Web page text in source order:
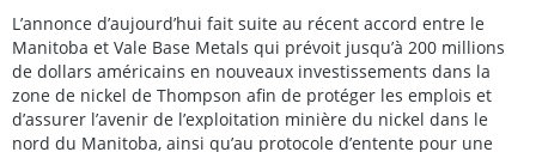
L’annonce d’aujourd’hui fait suite au récent accord entre le
Manitoba et Vale Base Metals qui prévoit jusqu’à 200 millions
de dollars américains en nouveaux investissements dans la
zone de nickel de Thompson afin de protéger les emplois et
d’assurer l’avenir de l’exploitation minière du nickel dans le
nord du Manitoba, ainsi qu’au protocole d’entente pour une